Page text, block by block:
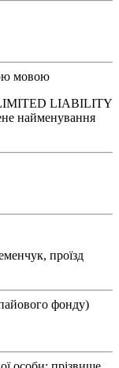
мовою
LIABILITY
найменування
проїзд
фонду)